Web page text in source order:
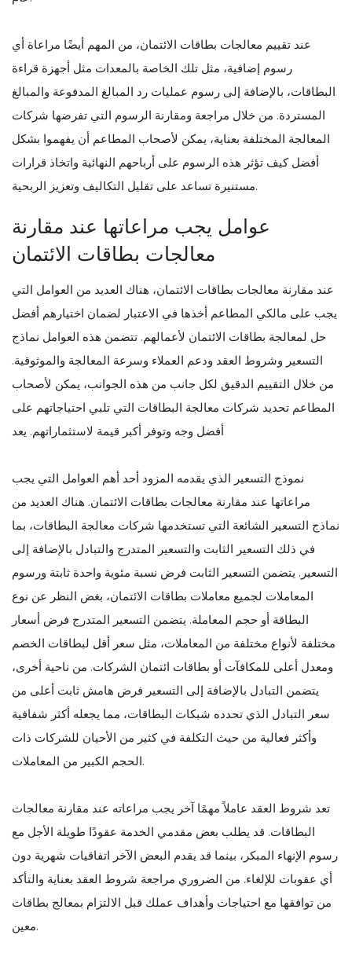
عند تقييم معالجات بطاقات الائتمان، من المهم أيضًا مراعاة أي
رسوم إضافية، مثل تلك الخاصة بالمعدات مثل أجهزة قراءة
البطاقات، بالإضافة إلى رسوم عمليات رد المبالغ المدفوعة والمبالغ
المستردة. من خلال مراجعة ومقارنة الرسوم التي تفرضها شركات
المعالجة المختلفة بعناية، يمكن لأصحاب المطاعم أن يفهموا بشكل
أفضل كيف تؤثر هذه الرسوم على أرباحهم النهائية واتخاذ قرارات
مستنيرة تساعد على تقليل التكاليف وتعزيز الربحية.
عوامل يجب مراعاتها عند مقارنة
معالجات بطاقات الائتمان
عند مقارنة معالجات بطاقات الائتمان، هناك العديد من العوامل التي
يجب على مالكي المطاعم أخذها في الاعتبار لضمان اختيارهم أفضل
حل لمعالجة بطاقات الائتمان لأعمالهم. تتضمن هذه العوامل نماذج
التسعير وشروط العقد ودعم العملاء وسرعة المعالجة والموثوقية.
من خلال التقييم الدقيق لكل جانب من هذه الجوانب، يمكن لأصحاب
المطاعم تحديد شركات معالجة البطاقات التي تلبي احتياجاتهم على
أفضل وجه وتوفر أكبر قيمة لاستثماراتهم. يعد
نموذج التسعير الذي يقدمه المزود أحد أهم العوامل التي يجب
مراعاتها عند مقارنة معالجات بطاقات الائتمان. هناك العديد من
نماذج التسعير الشائعة التي تستخدمها شركات معالجة البطاقات، بما
في ذلك التسعير الثابت والتسعير المتدرج والتبادل بالإضافة إلى
التسعير. يتضمن التسعير الثابت فرض نسبة مئوية واحدة ثابتة ورسوم
المعاملات لجميع معاملات بطاقات الائتمان، بغض النظر عن نوع
البطاقة أو حجم المعاملة. يتضمن التسعير المتدرج فرض أسعار
مختلفة لأنواع مختلفة من المعاملات، مثل سعر أقل لبطاقات الخصم
ومعدل أعلى للمكافآت أو بطاقات ائتمان الشركات. من ناحية أخرى،
يتضمن التبادل بالإضافة إلى التسعير فرض هامش ثابت أعلى من
سعر التبادل الذي تحدده شبكات البطاقات، مما يجعله أكثر شفافية
وأكثر فعالية من حيث التكلفة في كثير من الأحيان للشركات ذات
الحجم الكبير من المعاملات.
تعد شروط العقد عاملاً مهمًا آخر يجب مراعاته عند مقارنة معالجات
البطاقات. قد يطلب بعض مقدمي الخدمة عقودًا طويلة الأجل مع
رسوم الإنهاء المبكر، بينما قد يقدم البعض الآخر اتفاقيات شهرية دون
أي عقوبات للإلغاء. من الضروري مراجعة شروط العقد بعناية والتأكد
من توافقها مع احتياجات وأهداف عملك قبل الالتزام بمعالج بطاقات
معين.